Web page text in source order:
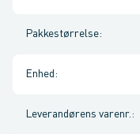
Pakkestørrelse:
Enhed :
Leverandørens varenr. :